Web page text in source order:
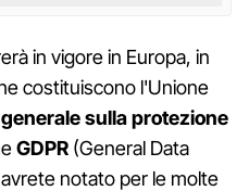
in vigore in Europa, in
costituiscono l'Unione
sulla protezione
GDPR (General Data
notato per le molte